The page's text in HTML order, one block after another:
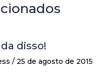
disso!
/ 25 de agosto de 2015